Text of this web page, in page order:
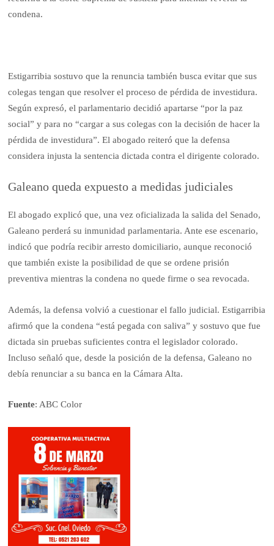
condena.
Estigarribia sostuvo que la renuncia también busca evitar que sus
colegas tengan que resolver el proceso de pérdida de investidura.
Según expresó, el parlamentario decidió apartarse “por la paz
social” y para no “cargar a sus colegas con la decisión de hacer la
pérdida de investidura”. El abogado reiteró que la defensa
considera injusta la sentencia dictada contra el dirigente colorado.
Galeano queda expuesto a medidas judiciales
El abogado explicó que, una vez oficializada la salida del Senado,
Galeano perderá su inmunidad parlamentaria. Ante ese escenario,
indicó que podría recibir arresto domiciliario, aunque reconoció
que también existe la posibilidad de que se ordene prisión
preventiva mientras la condena no quede firme o sea revocada.
Además, la defensa volvió a cuestionar el fallo judicial. Estigarribia
afirmó que la condena “está pegada con saliva” y sostuvo que fue
dictada sin pruebas suficientes contra el legislador colorado.
Incluso señaló que, desde la posición de la defensa, Galeano no
debía renunciar a su banca en la Cámara Alta.
Fuente: ABC Color